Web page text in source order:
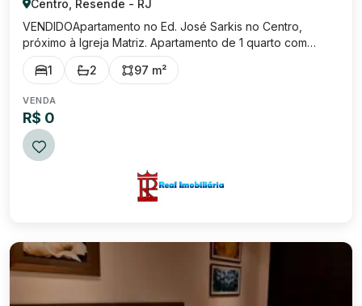
Centro, Resende - RJ
VENDIDOApartamento no Ed. José Sarkis no Centro,
próximo à Igreja Matriz. Apartamento de 1 quarto com
97m2, sala ampla com janela grande, que garante uma
ótima iluminação ao cômodo. Cozinha toda azulejada, área
1 2 97 m²
VENDA
R$ 0